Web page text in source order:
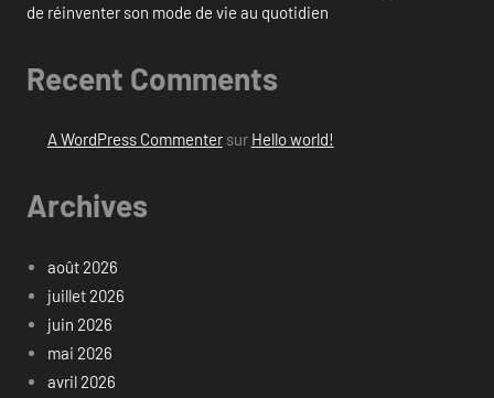
de réinventer son mode de vie au quotidien
Recent Comments
A WordPress Commentersur Hello world!
Archives
août 2026
juillet 2026
juin 2026
mai 2026
avril 2026